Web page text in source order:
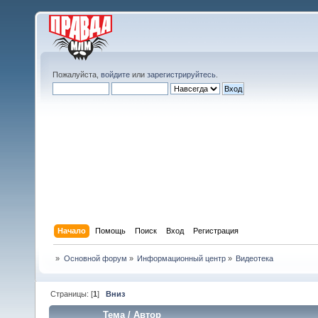
Пожалуйста, войдите или зарегистрируйтесь
Начало Помощь Поиск Вход Регистрация
» Основной форум » Информационный центр» Видеотека
Страницы: [1]Вниз
Тема/Автор